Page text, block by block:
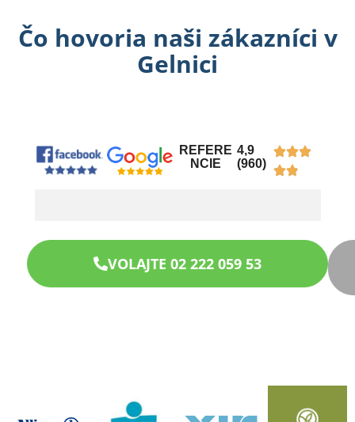
Čo hovoria naši zákazníci v
Gelnici
REFERE
NCIE
4,9
(960)
VOLAJTE 02 222 059 53